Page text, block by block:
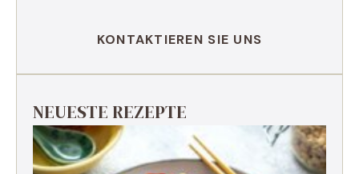
KONTAKTIEREN SIE UNS
NEUESTE REZEPTE